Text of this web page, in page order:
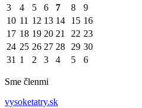
3
4 5 6 7 8
9
10 11 12 13 14 15 16
17 18 19 20 21 22 23
24 25 26 27 28 29 30
31 1 2 3 4 5 6
Sme členmi
vysoketatry.sk